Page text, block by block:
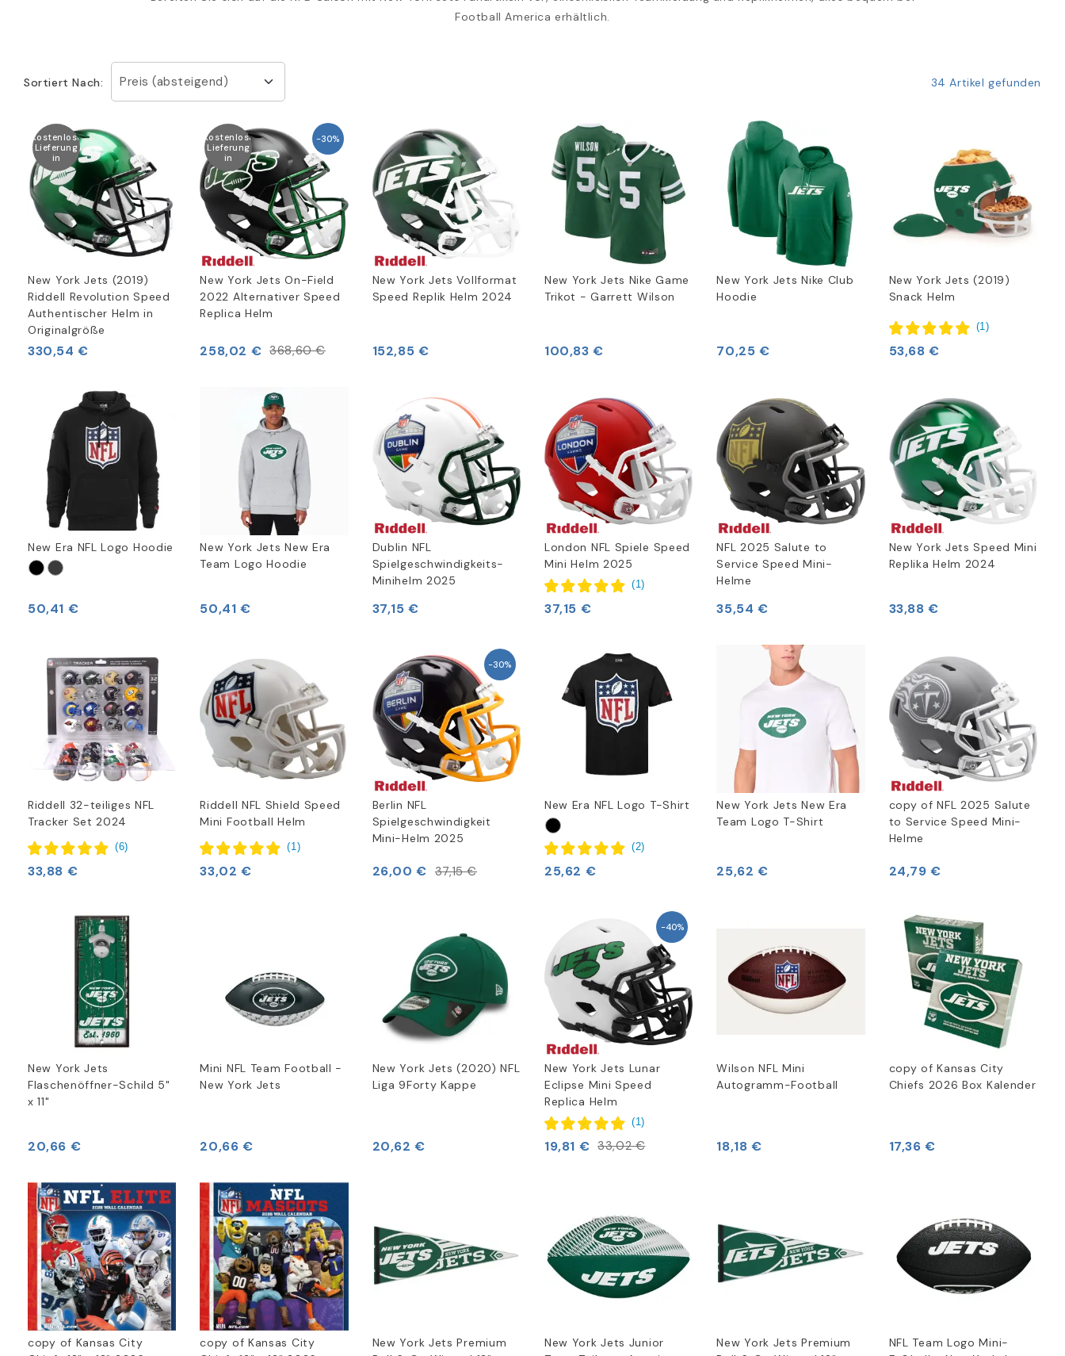
Football America erhältlich.
Sortiert Nach: Preis (absteigend) 34 Artikel gefunden
Kostenlose
Lieferung
in
New York Jets (2019)
Riddell Revolution Speed
Authentischer Helm in
Originalgröße
330,54 €
Kostenlose
Lieferung
in
-30%
New York Jets On-Field
2022 Alternativer Speed
Replica Helm
258,02 € 368,60 €
New York Jets Vollformat
Speed Replik Helm 2024
152,85 €
New York Jets Nike Game
Trikot - Garrett Wilson
100,83 €
New York Jets Nike Club
Hoodie
70,25 €
New York Jets (2019)
Snack Helm
(1 )
53,68 €
New Era NFL Logo Hoodie
50,41 €
New York Jets New Era
Team Logo Hoodie
50,41 €
Dublin NFL
Spielgeschwindigkeits-
Minihelm 2025
37,15 €
London NFL Spiele Speed
Mini Helm 2025
(1)
37,15 €
NFL 2025 Salute to
Service Speed Mini-
Helme
35,54 €
New York Jets Speed Mini
Replika Helm 2024
33,88 €
Riddell 32-teiliges NFL
Tracker Set 2024
(6)
33,88 €
Riddell NFL Shield Speed
Mini Football Helm
(1)
33,02 €
-30%
Berlin NFL
Spielgeschwindigkeit
Mini-Helm 2025
26,00 € 37,15 €
New Era NFL Logo T-Shirt
(2)
25,62 €
New York Jets New Era
Team Logo T-Shirt
25,62 €
copy of NFL 2025 Salute
to Service Speed Mini-
Helme
24,79 €
New York Jets
Flaschenöffner-Schild 5"
x 11"
20,66 €
Mini NFL Team Football -
New York Jets
20,66 €
New York Jets (2020) NFL
Liga 9Forty Kappe
20,62 €
-40%
New York Jets Lunar
Eclipse Mini Speed
Replica Helm
(1)
19,81 € 33,02 €
Wilson NFL Mini
Autogramm-Football
18,18 €
copy of Kansas City
Chiefs 2026 Box Kalender
17,36 €
copy of Kansas City
copy of Kansas City
New York Jets Premium
New York Jets Junior
New York Jets Premium
NFL Team Logo Mini-